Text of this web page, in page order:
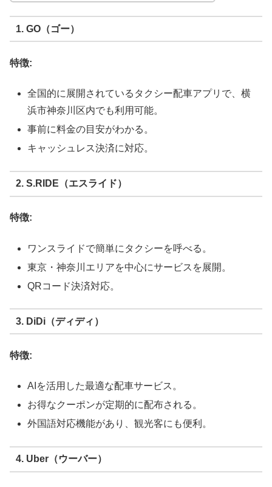
1. GO（ゴー）
特徴:
全国的に展開されているタクシー配車アプリで、横
浜市神奈川区内でも利用可能。
事前に料金の目安がわかる。
キャッシュレス決済に対応。
2. S.RIDE（エスライド）
特徴:
ワンスライドで簡単にタクシーを呼べる。
東京・神奈川エリアを中心にサービスを展開。
QRコード決済対応。
3. DiDi（ディディ）
特徴:
AIを活用した最適な配車サービス。
お得なクーポンが定期的に配布される。
外国語対応機能があり、観光客にも便利。
4. Uber（ウーバー）